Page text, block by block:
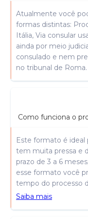
Atualmente você
formas distintas:
Itália, Via consular
ainda por meio
consulado e nem
no tribunal de Roma.
Como funciona o
Este formato é ideal
tem muita pressa e
prazo de 3 a 6
esse formato você
tempo do processo
Saiba mais